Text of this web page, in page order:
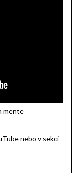
mente
nebo v sekci